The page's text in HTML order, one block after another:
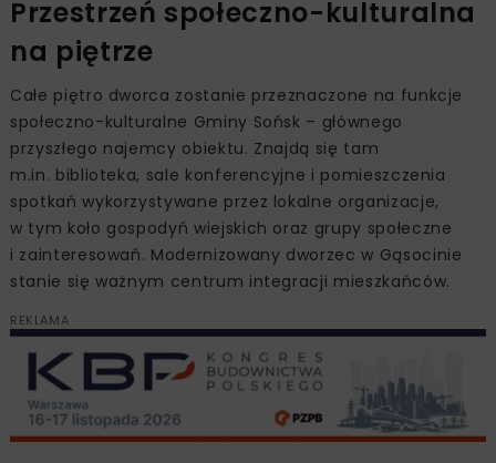
Przestrzeń społeczno-kulturalna
na piętrze
Całe piętro dworca zostanie przeznaczone na funkcje
społeczno-kulturalne Gminy Sońsk – głównego
przyszłego najemcy obiektu. Znajdą się tam
m.in. biblioteka, sale konferencyjne i pomieszczenia
spotkań wykorzystywane przez lokalne organizacje,
w tym koło gospodyń wiejskich oraz grupy społeczne
i zainteresowań. Modernizowany dworzec w Gąsocinie
stanie się ważnym centrum integracji mieszkańców.
REKLAMA